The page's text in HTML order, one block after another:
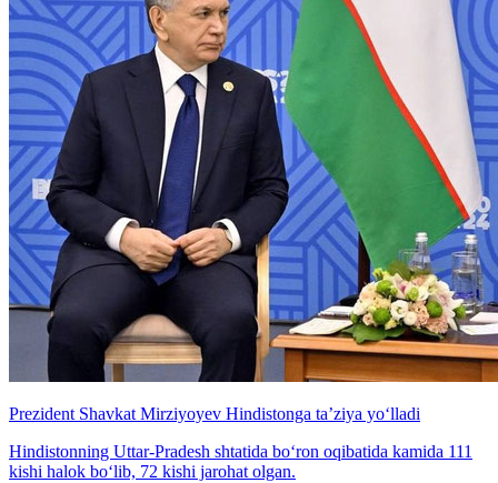
Prezident Shavkat Mirziyoyev Hindistonga ta’ziya yo‘lladi
Hindistonning Uttar-Pradesh shtatida bo‘ron oqibatida kamida 111
kishi halok bo‘lib, 72 kishi jarohat olgan.